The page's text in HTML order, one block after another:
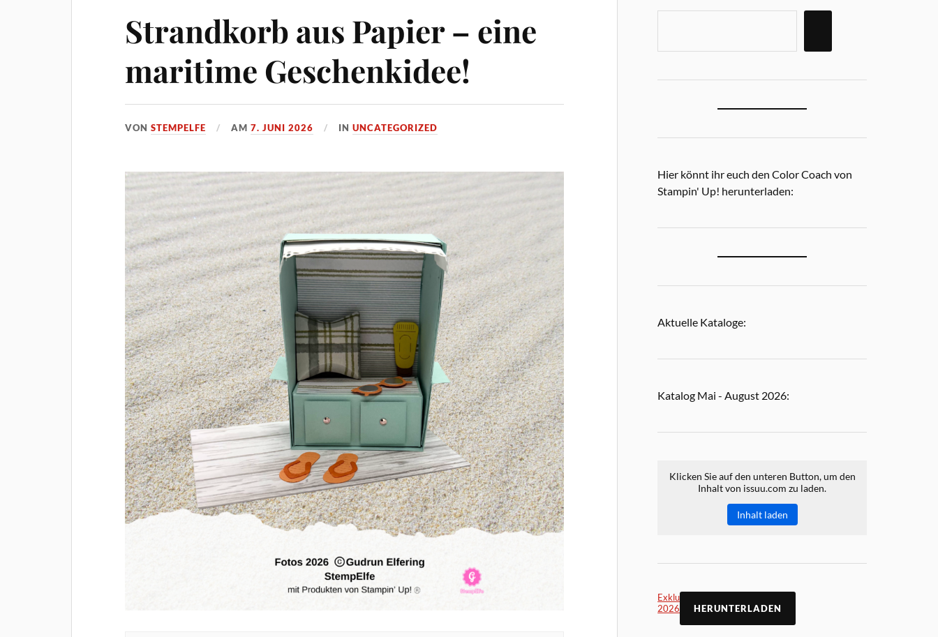
Strandkorb aus Papier – eine
maritime Geschenkidee!
VONSTEMPELFE AM7. JUNI 2026 INUNCATEGORIZED
Hier könnt ihr euch den Color Coach von
Stampin' Up! herunterladen:
Aktuelle Kataloge:
Katalog Mai - August 2026:
Klicken Sie auf den unteren Button, um den
Inhalt von issuu.com zu laden.
Inhalt laden
Exklusiv Online Mai
2026
HERUNTERLADEN